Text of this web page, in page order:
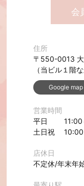
会
住所
〒550-0013 大
（当ビル１階な
Google map
営業時間
平日 11:00～
土日祝 10:00
店休日
不定休/年末年